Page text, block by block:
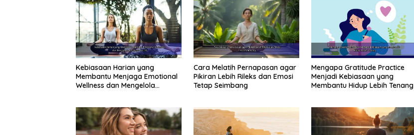
Kebiasaan Harian yang
Membantu Menjaga Emotional
Wellness dan Mengelola
Cara Melatih Pernapasan agar
Pikiran Lebih Rileks dan Emosi
Tetap Seimbang
Mengapa Gratitude Practice
Menjadi Kebiasaan yang
Membantu Hidup Lebih Tenang